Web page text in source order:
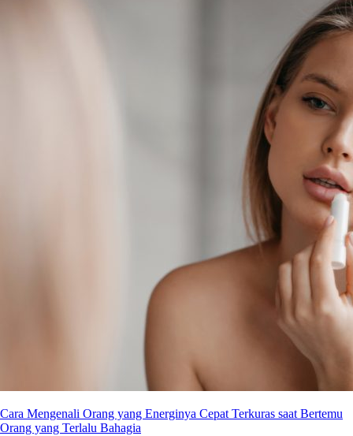
Cara Mengenali Orang yang Energinya Cepat Terkuras saat Bertemu
Orang yang Terlalu Bahagia